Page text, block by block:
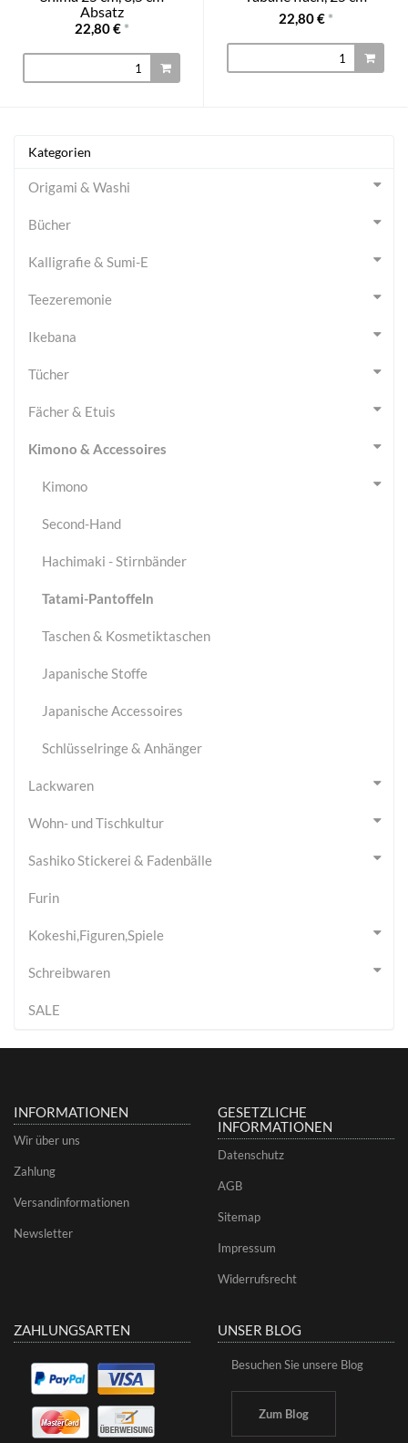
Absatz
22,80 € *
22,80 € *
Kategorien
Origami & Washi
Bücher
Kalligrafie & Sumi-E
Teezeremonie
Ikebana
Tücher
Fächer & Etuis
Kimono & Accessoires
Kimono
Second-Hand
Hachimaki - Stirnbänder
Tatami-Pantoffeln
Taschen & Kosmetiktaschen
Japanische Stoffe
Japanische Accessoires
Schlüsselringe & Anhänger
Lackwaren
Wohn- und Tischkultur
Sashiko Stickerei & Fadenbälle
Furin
Kokeshi,Figuren,Spiele
Schreibwaren
SALE
INFORMATIONEN
Wir über uns
Zahlung
Versandinformationen
Newsletter
GESETZLICHE
INFORMATIONEN
Datenschutz
AGB
Sitemap
Impressum
Widerrufsrecht
ZAHLUNGSARTEN UNSER BLOG
Besuchen Sie unsere Blog
Zum Blog